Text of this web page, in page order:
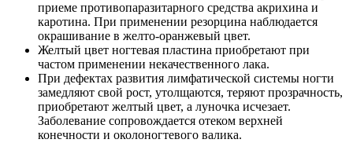
приеме противопаразитарного средства акрихина и
каротина. При применении резорцина наблюдается
окрашивание в желто-оранжевый цвет.
Желтый цвет ногтевая пластина приобретают при
частом применении некачественного лака.
При дефектах развития лимфатической системы ногти
замедляют свой рост, утолщаются, теряют прозрачность,
приобретают желтый цвет, а луночка исчезает.
Заболевание сопровождается отеком верхней
конечности и околоногтевого валика.